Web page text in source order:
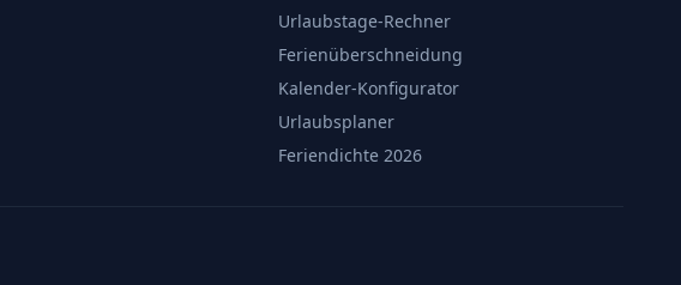
Urlaubstage-Rechner
Ferienüberschneidung
Kalender-Konfigurator
Urlaubsplaner
Feriendichte 2026